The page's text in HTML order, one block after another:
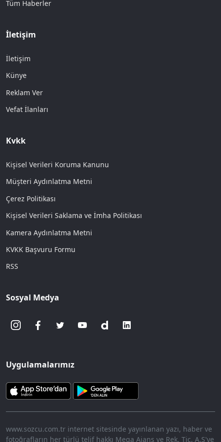
Tüm Haberler
İletişim
İletişim
Künye
Reklam Ver
Vefat İlanları
Kvkk
Kişisel Verileri Koruma Kanunu
Müşteri Aydınlatma Metni
Çerez Politikası
Kişisel Verileri Saklama ve İmha Politikası
Kamera Aydınlatma Metni
KVKK Başvuru Formu
RSS
Sosyal Medya
Uygulamalarımız
www.sozcu.com.tr internet sitesinde yayınlanan yazı, haber ve
fotoğrafların her türlü telif hakkı Mega Ajans ve Rek. Tic. A.Ş'ye